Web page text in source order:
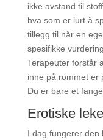
ikke avstand til
hva som er lurt å
tillegg til når en
spesifikke
Terapeuter forstår
inne på rommet er
Du er bare et
Erotiske
I dag fungerer den